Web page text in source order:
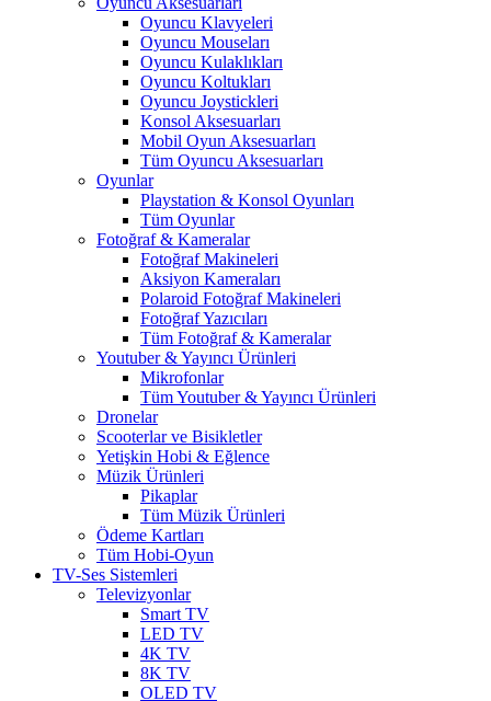
Oyuncu Klavyeleri
Oyuncu Mouseları
Oyuncu Kulaklıkları
Oyuncu Koltukları
Oyuncu Joystickleri
Konsol Aksesuarları
Mobil Oyun Aksesuarları
Tüm Oyuncu Aksesuarları
Oyunlar
Playstation & Konsol Oyunları
Tüm Oyunlar
Fotoğraf & Kameralar
Fotoğraf Makineleri
Aksiyon Kameraları
Polaroid Fotoğraf Makineleri
Fotoğraf Yazıcıları
Tüm Fotoğraf & Kameralar
Youtuber & Yayıncı Ürünleri
Mikrofonlar
Tüm Youtuber & Yayıncı Ürünleri
Dronelar
Scooterlar ve Bisikletler
Yetişkin Hobi & Eğlence
Müzik Ürünleri
Pikaplar
Tüm Müzik Ürünleri
Ödeme Kartları
Tüm Hobi-Oyun
TV-Ses Sistemleri
Televizyonlar
Smart TV
LED TV
4K TV
8K TV
OLED TV